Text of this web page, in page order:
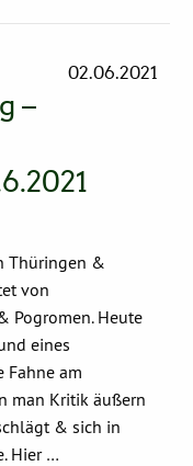
02.06.2021
–
Thüringen &
von
Pogromen. Heute
eines
Fahne am
man Kritik äußern
& sich in
Hier …